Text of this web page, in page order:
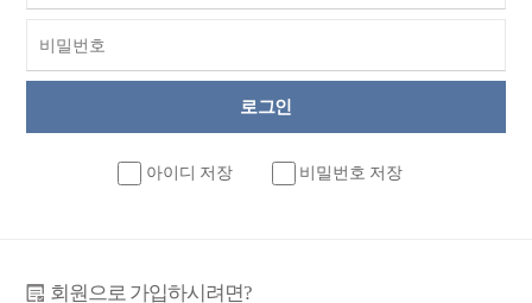
아이디 저장 비밀번호 저장
회원으로 가입하시려면?